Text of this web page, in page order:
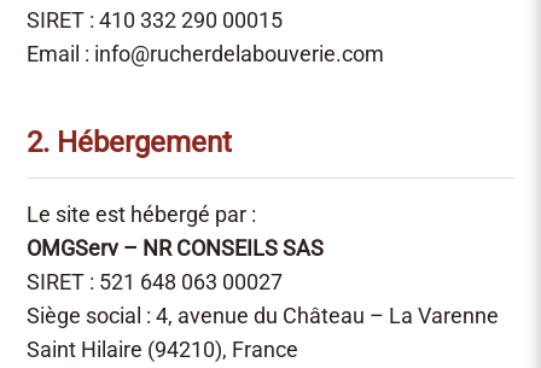
SIRET : 410 332 290 00015
Email : info@rucherdelabouverie.com
2. Hébergement
Le site est hébergé par :
OMGServ – NR CONSEILS SAS
SIRET : 521 648 063 00027
Siège social : 4, avenue du Château – La Varenne
Saint Hilaire (94210), France